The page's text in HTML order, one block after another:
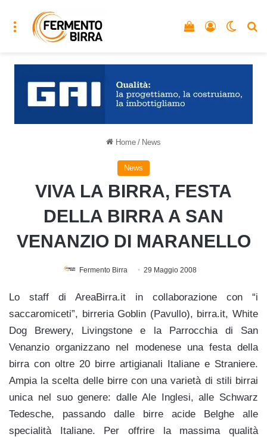
Menu Accedi
Vedi il carrello
Home / News
News
VIVA LA BIRRA, FESTA
DELLA BIRRA A SAN
VENANZIO DI MARANELLO
Fermento Birra 29 Maggio 2008
Lo staff di AreaBirra.it in collaborazione con “i
saccaromiceti”, birreria Goblin (Pavullo), birra.it, White
Dog Brewery, Livingstone e la Parrocchia di San
Venanzio organizzano nel modenese una festa della
birra con oltre 20 birre artigianali Italiane e Straniere.
Ampia la scelta delle birre con una varietà di stili birrai
unica nel suo genere: dalle Ale Inglesi, alle Schwarz
Tedesche, passando dalle birre acide Belghe alle
specialità Italiane. Per offrire la massima qualità